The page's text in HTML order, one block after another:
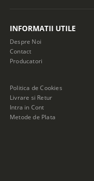
INFORMATII UTILE
Despre Noi
Contact
Producatori
Politica de Cookies
Livrare si Retur
Intra in Cont
Metode de Plata